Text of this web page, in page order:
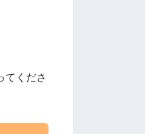
てくださ